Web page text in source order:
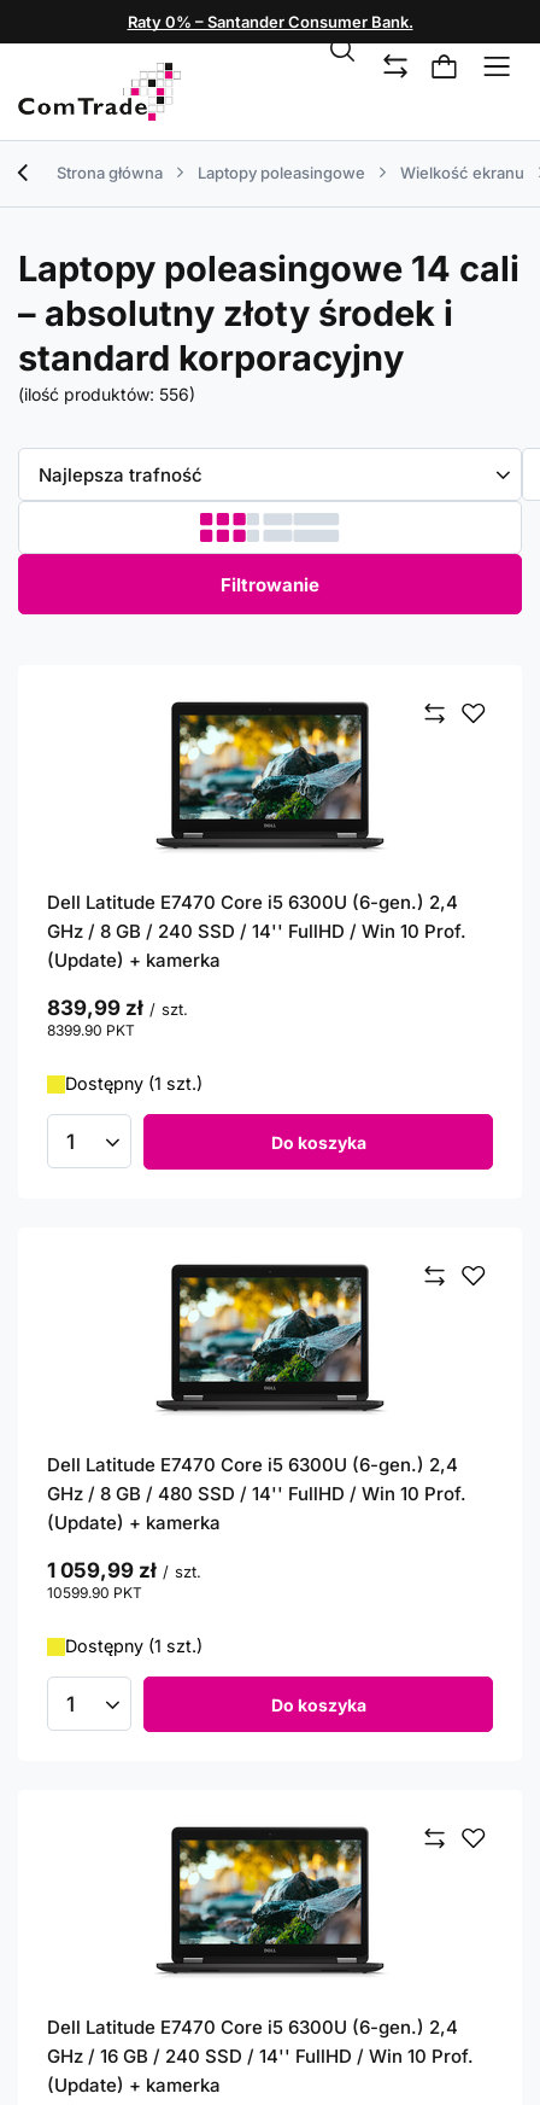
Raty 0% – Santander Consumer Bank.
Strona główna Laptopy poleasingowe Wielkość ekranu
Laptopy poleasingowe 14 cali
– absolutny złoty środek i
standard korporacyjny
(ilość produktów: 556)
Zmień sortowanie
Najlepsza trafność
Filtrowanie
Dell Latitude E7470 Core i5 6300U (6-gen.) 2,4
GHz / 8 GB / 240 SSD / 14'' FullHD / Win 10 Prof.
(Update) + kamerka
839,99 zł / szt.
8399.90 PKT
Dostępny (1 szt.)
Ilość produktów Do koszyka
Dell Latitude E7470 Core i5 6300U (6-gen.) 2,4
GHz / 8 GB / 480 SSD / 14'' FullHD / Win 10 Prof.
(Update) + kamerka
1 059,99 zł / szt.
10599.90 PKT
Dostępny (1 szt.)
Ilość produktów Do koszyka
Dell Latitude E7470 Core i5 6300U (6-gen.) 2,4
GHz / 16 GB / 240 SSD / 14'' FullHD / Win 10 Prof.
(Update) + kamerka